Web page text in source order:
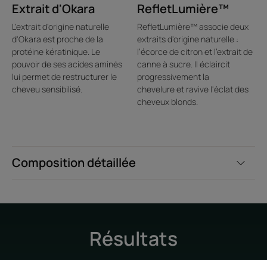
Emballage ne contenant pas de matière recyclée
Emballage non recyclable
Composition détaillée
Extrait d'Okara
L'extrait d'origine naturelle
d'Okara est proche de la
protéine kératinique. Le
pouvoir de ses acides aminés
lui permet de restructurer le
cheveu sensibilisé.
RefletLumière™
RefletLumière™ associe deux
extraits d'origine naturelle :
l’écorce de citron et l'extrait de
canne à sucre. Il éclaircit
progressivement la
chevelure et ravive l'éclat des
cheveux blonds.
Résultats